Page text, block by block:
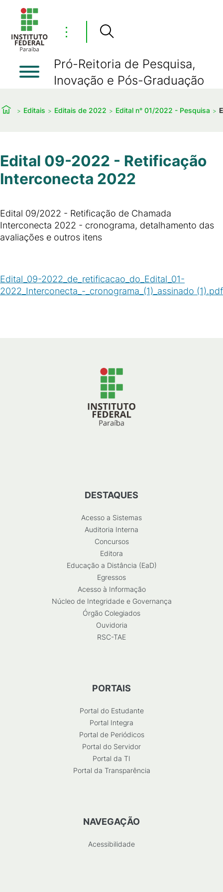
⋮
Pró-Reitoria de Pesquisa,
Inovação e Pós-Graduação
Editais Editais de 2022 Edital n° 01/2022 - Pesquisa
Edital 09-2022 - Retificação
Interconecta 2022
Edital 09/2022 - Retificação de Chamada
Interconecta 2022 - cronograma, detalhamento das
avaliações e outros itens
Edital_09-2022_de_retificacao_do_Edital_01-
2022_Interconecta_-_cronograma_(1)_assinado (1).pdf
DESTAQUES
Acesso a Sistemas
Auditoria Interna
Concursos
Editora
Educação a Distância (EaD)
Egressos
Acesso à Informação
Núcleo de Integridade e Governança
Órgão Colegiados
Ouvidoria
RSC-TAE
PORTAIS
Portal do Estudante
Portal Integra
Portal de Periódicos
Portal do Servidor
Portal da TI
Portal da Transparência
NAVEGAÇÃO
Acessibilidade